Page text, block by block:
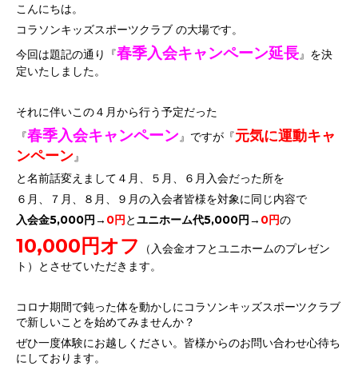
こんにちは。
コラソンキッズスポーツクラブ の大場です。
今回は題記の通り『春季入会キャンペーン延長』を決
定いたしました。
それに伴いこの４月から行う予定だった
『春季入会キャンペーン』ですが『元気に運動キャ
ンペーン』
と名前話変えまして４月、５月、６月入会だった所を
６月、７月、８月、９月の入会者皆様を対象に同じ内容で
入会金5,000円→ 0円とユニホーム代5,000円→ 0円の
10,000円オフ
（入会金オフとユニホームのプレゼン
ト）とさせていただきます。
コロナ期間で鈍った体を動かしにコラソンキッズスポーツクラブ
で新しいことを始めてみませんか？
ぜひ一度体験にお越しください。皆様からのお問い合わせ心待ち
にしております。